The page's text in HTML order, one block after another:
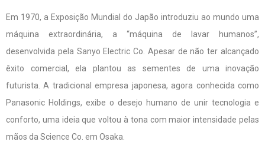
Em 1970, a Exposição Mundial do Japão introduziu ao mundo uma
máquina extraordinária, a “máquina de lavar humanos”,
desenvolvida pela Sanyo Electric Co. Apesar de não ter alcançado
êxito comercial, ela plantou as sementes de uma inovação
futurista. A tradicional empresa japonesa, agora conhecida como
Panasonic Holdings, exibe o desejo humano de unir tecnologia e
conforto, uma ideia que voltou à tona com maior intensidade pelas
mãos da Science Co. em Osaka.